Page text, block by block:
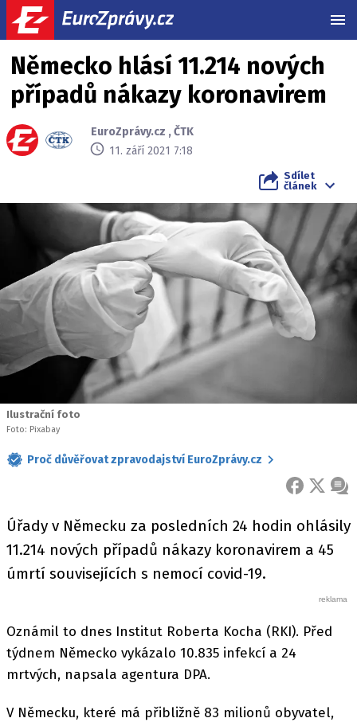
Německo hlásí 11.214 nových
případů nákazy koronavirem
EuroZprávy.cz ,ČTK
11. září 2021 7:18
Sdílet
článek
Ilustrační foto
Foto: Pixabay
Proč důvěřovat zpravodajství EuroZprávy.cz
FACEBOOK
X
Úřady v Německu za posledních 24 hodin ohlásily
11.214 nových případů nákazy koronavirem a 45
úmrtí souvisejících s nemocí covid-19.
Oznámil to dnes Institut Roberta Kocha (RKI). Před
týdnem Německo vykázalo 10.835 infekcí a 24
mrtvých, napsala agentura DPA.
V Německu, které má přibližně 83 milionů obyvatel,